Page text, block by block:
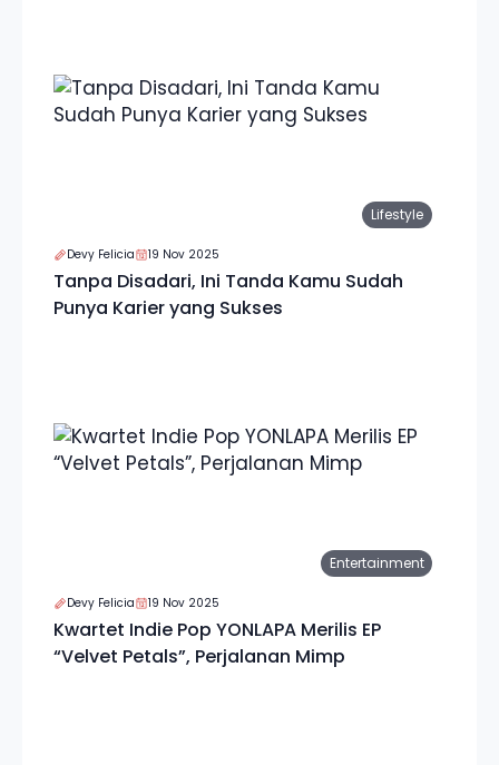
Lifestyle
Devy Felicia 19 Nov 2025
Tanpa Disadari, Ini Tanda Kamu Sudah
Punya Karier yang Sukses
Entertainment
Devy Felicia 19 Nov 2025
Kwartet Indie Pop YONLAPA Merilis EP
“Velvet Petals”, Perjalanan Mimp